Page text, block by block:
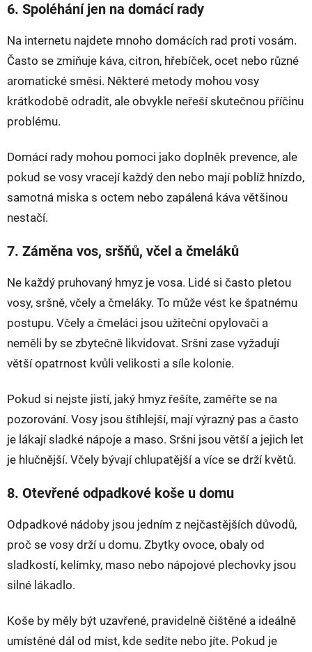
6. Spoléhání jen na domácí rady
Na internetu najdete mnoho domácích rad proti vosám.
Často se zmiňuje káva, citron, hřebíček, ocet nebo různé
aromatické směsi. Některé metody mohou vosy
krátkodobě odradit, ale obvykle neřeší skutečnou příčinu
problému.
Domácí rady mohou pomoci jako doplněk prevence, ale
pokud se vosy vracejí každý den nebo mají poblíž hnízdo,
samotná miska s octem nebo zapálená káva většinou
nestačí.
7. Záměna vos, sršňů, včel a čmeláků
Ne každý pruhovaný hmyz je vosa. Lidé si často pletou
vosy, sršně, včely a čmeláky. To může vést ke špatnému
postupu. Včely a čmeláci jsou užiteční opylovači a
neměli by se zbytečně likvidovat. Sršni zase vyžadují
větší opatrnost kvůli velikosti a síle kolonie.
Pokud si nejste jistí, jaký hmyz řešíte, zaměřte se na
pozorování. Vosy jsou štíhlejší, mají výrazný pas a často
je lákají sladké nápoje a maso. Sršni jsou větší a jejich let
je hlučnější. Včely bývají chlupatější a více se drží květů.
8. Otevřené odpadkové koše u domu
Odpadkové nádoby jsou jedním z nejčastějších důvodů,
proč se vosy drží u domu. Zbytky ovoce, obaly od
sladkostí, kelímky, maso nebo nápojové plechovky jsou
silné lákadlo.
Koše by měly být uzavřené, pravidelně čištěné a ideálně
umístěné dál od míst, kde sedíte nebo jíte. Pokud je